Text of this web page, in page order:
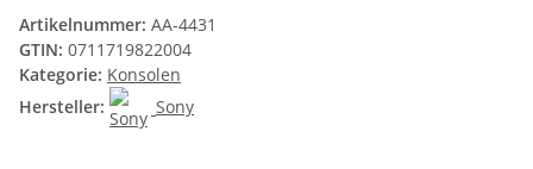
Artikelnummer: AA-4431
GTIN: 0711719822004
Kategorie: Konsolen
Hersteller:
Sony